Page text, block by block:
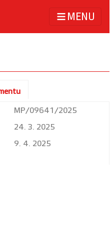
MENU
MP/09641/2025
24. 3. 2025
9. 4. 2025